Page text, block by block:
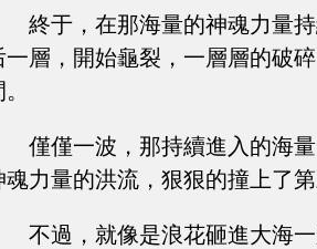
終于，在那海量的神魂力量
一層，開始龜裂，一層層的破
僅僅一波，那持續進入的海
魂力量的洪流，狠狠的撞上了
不過，就像是浪花砸進大海